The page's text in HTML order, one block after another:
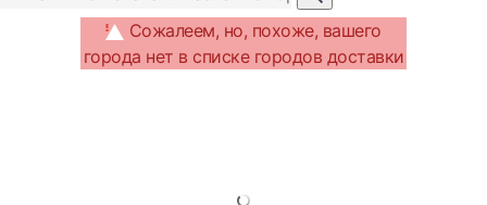
Сожалеем, но, похоже, вашего
города нет в списке городов доставки